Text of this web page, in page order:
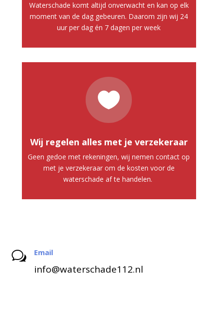
Waterschade komt altijd onverwacht en kan op elk
moment van de dag gebeuren. Daarom zijn wij 24
uur per dag én 7 dagen per week

Wij regelen alles met je verzekeraar
Geen gedoe met rekeningen, wij nemen contact op
met je verzekeraar om de kosten voor de
waterschade af te handelen.
w Email
info@waterschade112.nl